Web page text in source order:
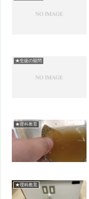
★生徒の疑問
★理科教育
★理科教育